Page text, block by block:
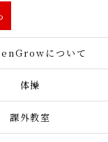
について
体操
課外教室